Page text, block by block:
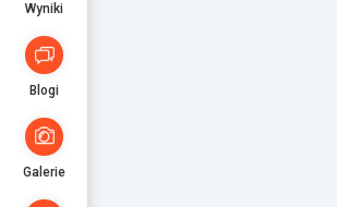
Wyniki
Blogi
Galerie